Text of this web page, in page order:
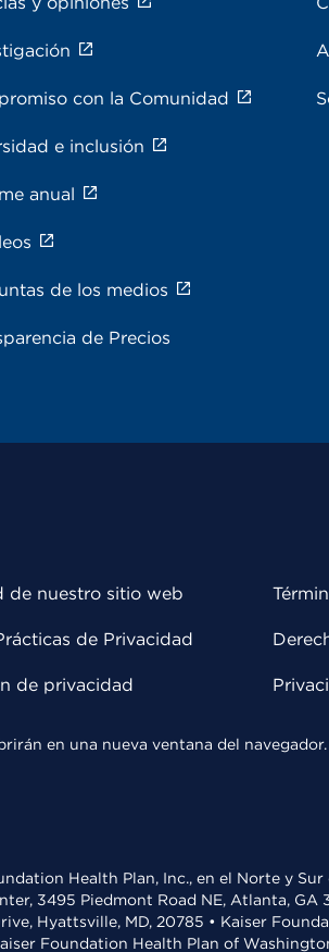
con la Comunidad
e inclusión
anual
de los medios
de Precios
de nuestro sitio web
de Privacidad
de privacidad
en una nueva ventana del navegador.
Health Plan, Inc., en el Norte y
3495 Piedmont Road NE, Atlanta,
Hyattsville, MD, 20785 • Kaiser
Foundation Health Plan of